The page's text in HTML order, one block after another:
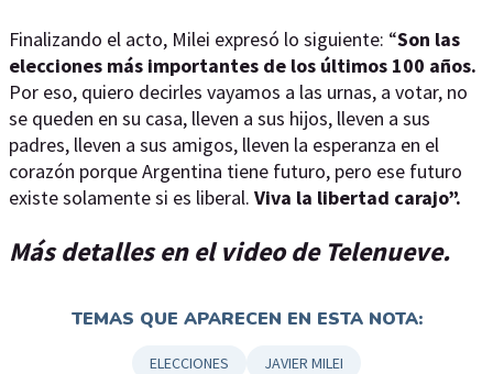
Finalizando el acto, Milei expresó lo siguiente: “Son las
elecciones más importantes de los últimos 100 años.
Por eso, quiero decirles vayamos a las urnas, a votar, no
se queden en su casa, lleven a sus hijos, lleven a sus
padres, lleven a sus amigos, lleven la esperanza en el
corazón porque Argentina tiene futuro, pero ese futuro
existe solamente si es liberal. Viva la libertad carajo”.
Más detalles en el video de Telenueve.
TEMAS QUE APARECEN EN ESTA NOTA:
ELECCIONES JAVIER MILEI